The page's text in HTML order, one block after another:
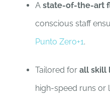
A state-of-the-art
conscious staff
Punto Zero+1.
Tailored for all skill
high-speed runs or